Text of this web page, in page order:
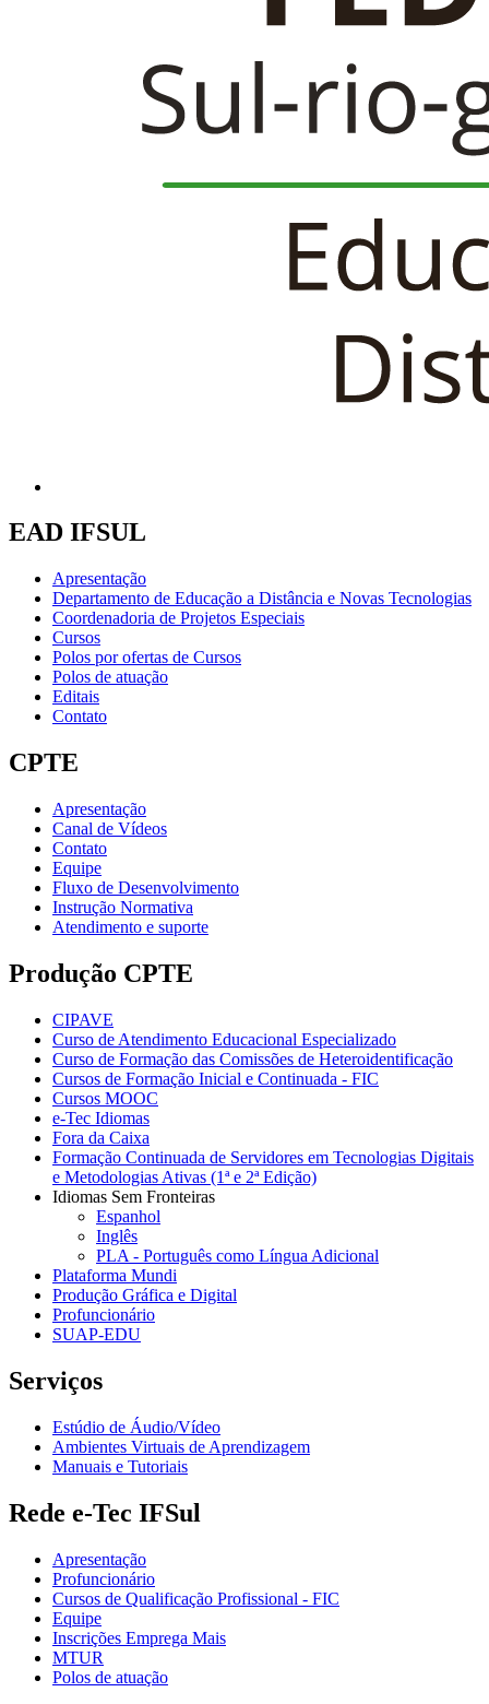
EAD IFSUL
Apresentação
Departamento de Educação a Distância e Novas Tecnologias
Coordenadoria de Projetos Especiais
Cursos
Polos por ofertas de Cursos
Polos de atuação
Editais
Contato
CPTE
Apresentação
Canal de Vídeos
Contato
Equipe
Fluxo de Desenvolvimento
Instrução Normativa
Atendimento e suporte
Produção CPTE
CIPAVE
Curso de Atendimento Educacional Especializado
Curso de Formação das Comissões de Heteroidentificação
Cursos de Formação Inicial e Continuada - FIC
Cursos MOOC
e-Tec Idiomas
Fora da Caixa
Formação Continuada de Servidores em Tecnologias Digitais
e Metodologias Ativas (1ª e 2ª Edição)
Idiomas Sem Fronteiras
Espanhol
Inglês
PLA - Português como Língua Adicional
Plataforma Mundi
Produção Gráfica e Digital
Profuncionário
SUAP-EDU
Serviços
Estúdio de Áudio/Vídeo
Ambientes Virtuais de Aprendizagem
Manuais e Tutoriais
Rede e-Tec IFSul
Apresentação
Profuncionário
Cursos de Qualificação Profissional - FIC
Equipe
Inscrições Emprega Mais
MTUR
Polos de atuação